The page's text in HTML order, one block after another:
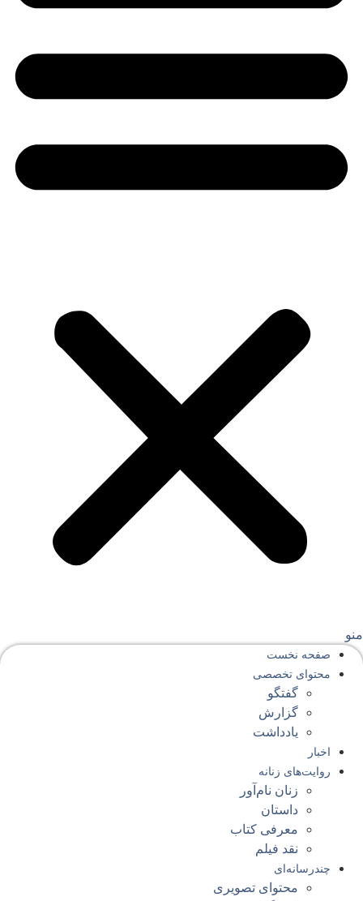
صفحه‌ نخست
محتوای‌ تخصصی
گفتگو
گزارش
یادداشت
اخبار
روایت‌های زنانه
زنان نام‌آور
داستان
معرفی کتاب
نقد فیلم
چندرسانه‌ای
محتوای تصویری